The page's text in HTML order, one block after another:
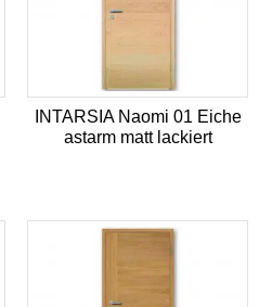
INTARSIA Naomi 01 Eiche
astarm matt lackiert